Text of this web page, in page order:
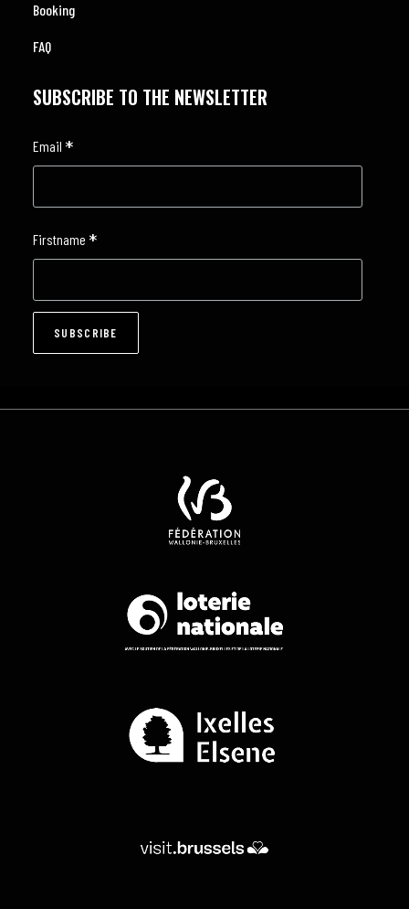
Booking
FAQ
SUBSCRIBE TO THE NEWSLETTER
Email *
Firstname *